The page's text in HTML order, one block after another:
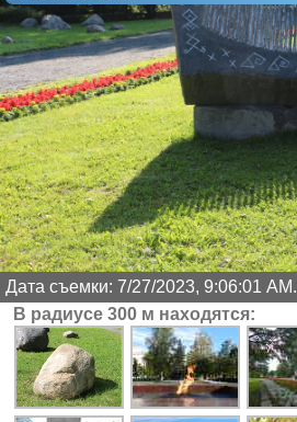
Дата съемки: 7/27/2023, 9:06:01 AM.
В радиусе 300 м находятся: